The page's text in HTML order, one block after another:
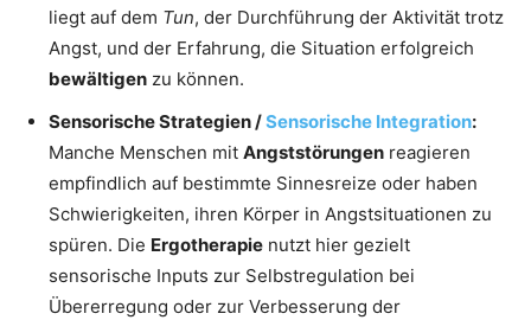
liegt auf dem Tun, der Durchführung der Aktivität trotz
Angst, und der Erfahrung, die Situation erfolgreich
bewältigen zu können.
Sensorische Strategien /Sensorische Integration:
Manche Menschen mit Angststörungen reagieren
empfindlich auf bestimmte Sinnesreize oder haben
Schwierigkeiten, ihren Körper in Angstsituationen zu
spüren. Die Ergotherapie nutzt hier gezielt
sensorische Inputs zur Selbstregulation bei
Übererregung oder zur Verbesserung der